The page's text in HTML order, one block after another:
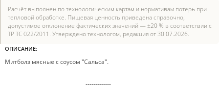
Расчёт выполнен по технологическим картам и нормативам потерь при
тепловой обработке. Пищевая ценность приведена справочно;
допустимое отклонение фактических значений — ±20 % в соответствии с
ТР ТС 022/2011. Утверждено технологом, редакция от 30.07.2026.
ОПИСАНИЕ:
Митболз мясные с соусом "Сальса".
-------------